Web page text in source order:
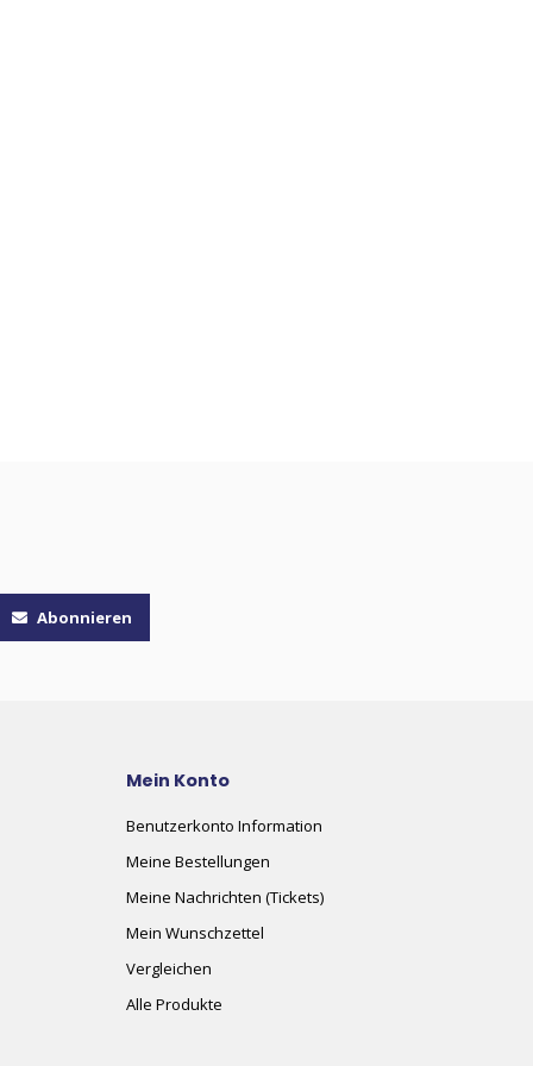
Abonnieren
Mein Konto
Benutzerkonto Information
Meine Bestellungen
Meine Nachrichten (Tickets)
Mein Wunschzettel
Vergleichen
Alle Produkte